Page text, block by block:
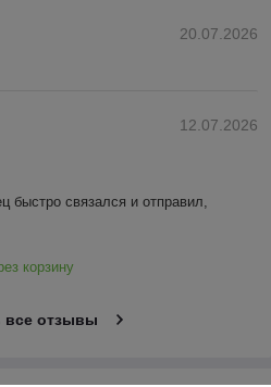
20.07.2026
12.07.2026
быстро связался и отправил,
корзину
все отзывы